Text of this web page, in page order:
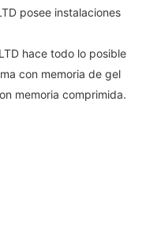
posee instalaciones
hace todo lo posible
con memoria de gel
memoria comprimida.